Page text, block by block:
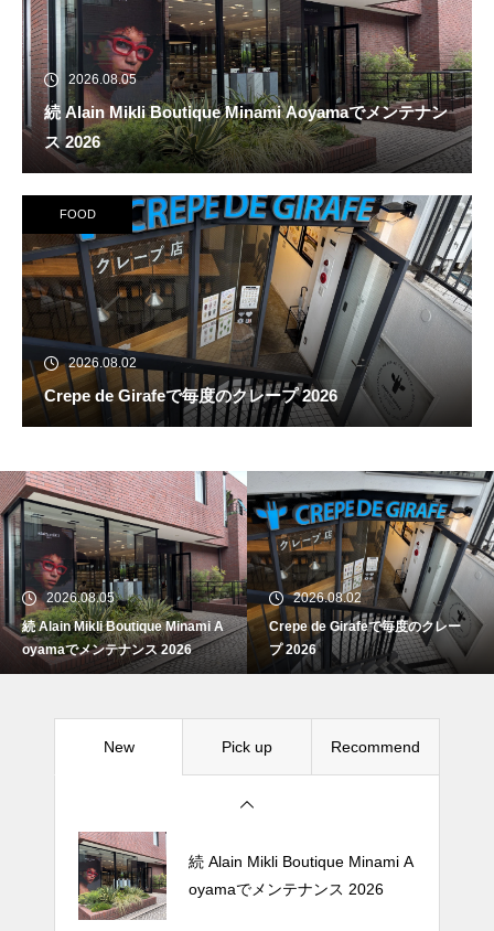
2026.08.05
続 Alain Mikli Boutique Minami Aoyamaでメンテナン
ス 2026
FOOD
2026.08.02
Crepe de Girafeで毎度のクレープ 2026
2026.08.05
続 Alain Mikli Boutique Minami A
oyamaでメンテナンス 2026
2026.08.02
Crepe de Girafeで毎度のクレー
プ 2026
New Pick up Recommend
続 Alain Mikli Boutique Minami A
oyamaでメンテナンス 2026
Crepe de Girafeで毎度のクレー
プ 2026
続 Alain Mikli Boutique Minami A
oyamaでメンテナンス 2026